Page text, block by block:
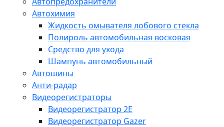
Автохимия
Жидкость омывателя лобового стекла
Полироль автомобильная восковая
Средство для ухода
Шампунь автомобильный
Автошины
Анти-радар
Видеорегистраторы
Видеорегистратор 2E
Видеорегистратор Gazer